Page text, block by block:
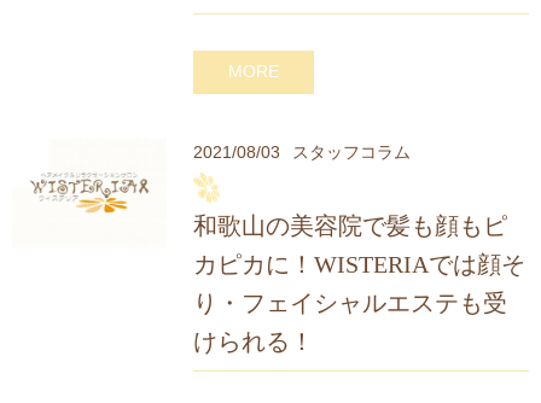
MORE
2021/08/03 スタッフコラム
和歌山の美容院で髪も顔もピ
カピカに！WISTERIAでは顔そ
り・フェイシャルエステも受
けられる！